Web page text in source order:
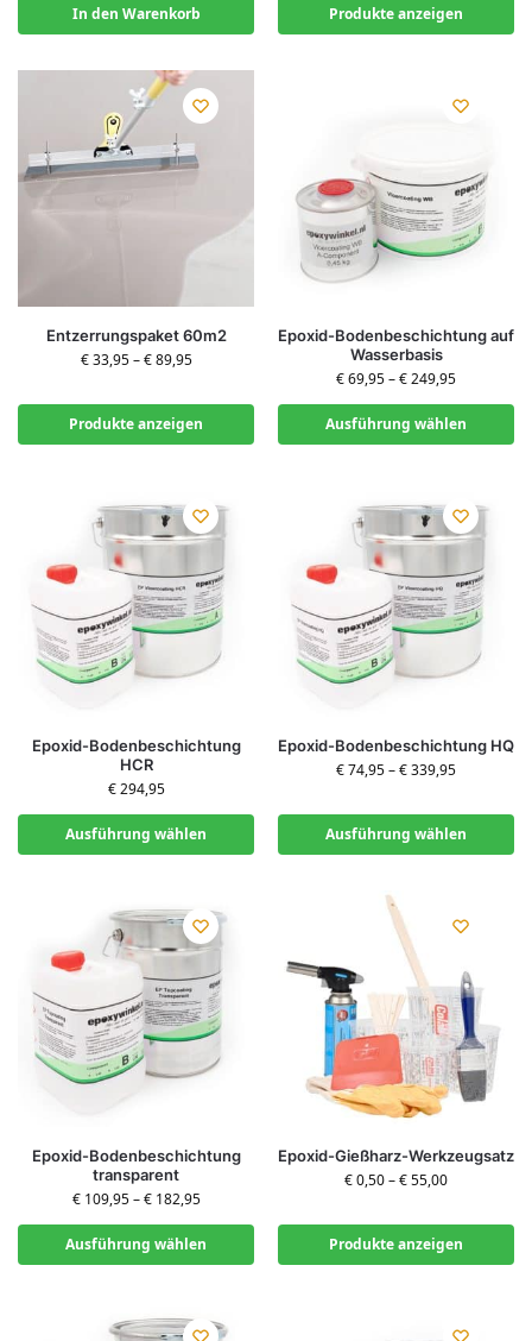
In den Warenkorb Produkte anzeigen
Entzerrungspaket 60m2
€33,95–€89,95
Produkte anzeigen
Epoxid-Bodenbeschichtung auf
Wasserbasis
€69,95–€249,95
Ausführung wählen
Epoxid-Bodenbeschichtung
HCR
€294,95
Ausführung wählen
Epoxid-Bodenbeschichtung HQ
€74,95–€339,95
Ausführung wählen
Epoxid-Bodenbeschichtung
transparent
€109,95–€182,95
Ausführung wählen
Epoxid-Gießharz-Werkzeugsatz
€0,50–€55,00
Produkte anzeigen